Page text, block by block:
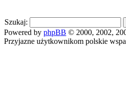
Szukaj:
Powered by phpBB © 2000, 2002,
Przyjazne użytkownikom polskie